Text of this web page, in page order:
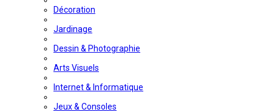
Décoration
Jardinage
Dessin & Photographie
Arts Visuels
Internet & Informatique
Jeux & Consoles